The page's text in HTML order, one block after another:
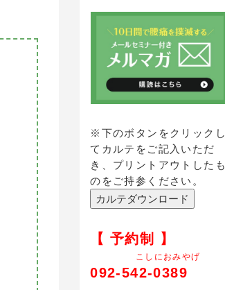
※下のボタンをクリックし
てカルテをご記入いただ
き、プリントアウトしたも
のをご持参ください。
【 予約制 】
こしにおみやげ
092-542-0389